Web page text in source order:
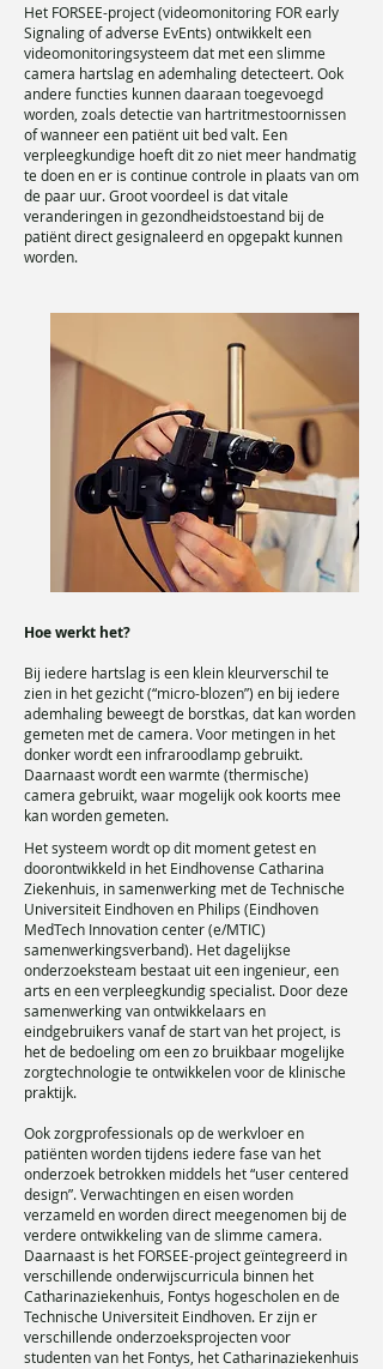
Het FORSEE-project (videomonitoring FOR early
Signaling of adverse EvEnts) ontwikkelt een
videomonitoringsysteem dat met een slimme
camera hartslag en ademhaling detecteert. Ook
andere functies kunnen daaraan toegevoegd
worden, zoals detectie van hartritmestoornissen
of wanneer een patiënt uit bed valt. Een
verpleegkundige hoeft dit zo niet meer handmatig
te doen en er is continue controle in plaats van om
de paar uur. Groot voordeel is dat vitale
veranderingen in gezondheidstoestand bij de
patiënt direct gesignaleerd en opgepakt kunnen
worden.
Hoe werkt het?
Bij iedere hartslag is een klein kleurverschil te
zien in het gezicht (“micro-blozen”) en bij iedere
ademhaling beweegt de borstkas, dat kan worden
gemeten met de camera. Voor metingen in het
donker wordt een infraroodlamp gebruikt.
Daarnaast wordt een warmte (thermische)
camera gebruikt, waar mogelijk ook koorts mee
kan worden gemeten.
Het systeem wordt op dit moment getest en
doorontwikkeld in het Eindhovense Catharina
Ziekenhuis, in samenwerking met de Technische
Universiteit Eindhoven en Philips (Eindhoven
MedTech Innovation center (e/MTIC)
samenwerkingsverband). Het dagelijkse
onderzoeksteam bestaat uit een ingenieur, een
arts en een verpleegkundig specialist. Door deze
samenwerking van ontwikkelaars en
eindgebruikers vanaf de start van het project, is
het de bedoeling om een zo bruikbaar mogelijke
zorgtechnologie te ontwikkelen voor de klinische
praktijk.
Ook zorgprofessionals op de werkvloer en
patiënten worden tijdens iedere fase van het
onderzoek betrokken middels het “user centered
design”. Verwachtingen en eisen worden
verzameld en worden direct meegenomen bij de
verdere ontwikkeling van de slimme camera.
Daarnaast is het FORSEE-project geïntegreerd in
verschillende onderwijscurricula binnen het
Catharinaziekenhuis, Fontys hogescholen en de
Technische Universiteit Eindhoven. Er zijn er
verschillende onderzoeksprojecten voor
studenten van het Fontys, het Catharinaziekenhuis